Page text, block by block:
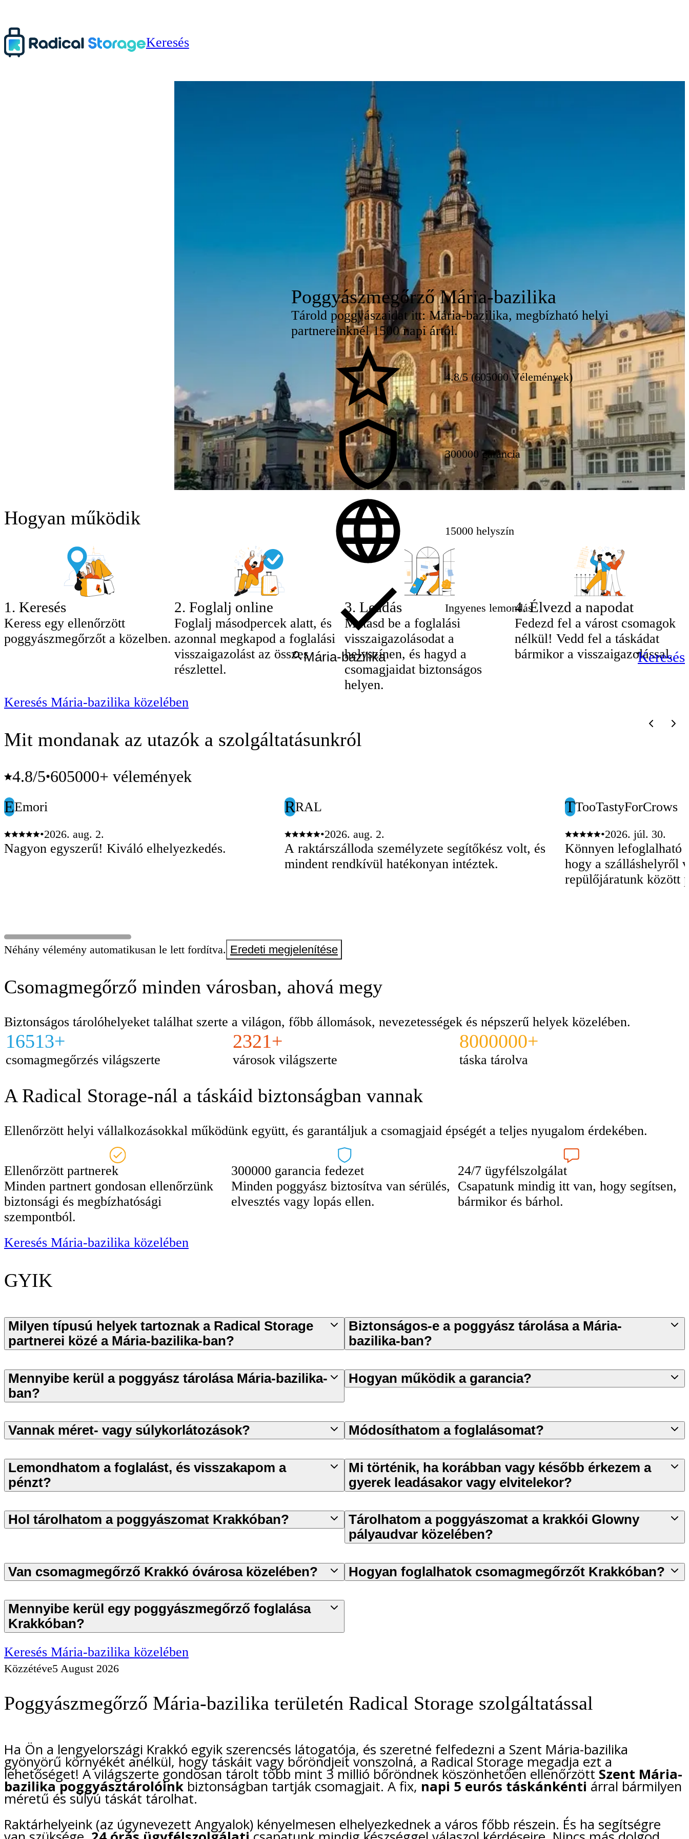
Keresés
Poggyászmegőrző Mária-bazilika
Tárold poggyászaidat itt: Mária-bazilika, megbízható helyi
partnereinknél 1500 napi ártól.
4.8/5 (605000 Vélemények)
300000 garancia
15000 helyszín
Ingyenes lemondás
Keresés
Hogyan működik
1 . Keresés
Keress egy ellenőrzött
poggyászmegőrzőt a közelben.
2. Foglalj online
Foglalj másodpercek alatt, és
azonnal megkapod a foglalási
visszaigazolást az összes
részlettel.
3. Leadás
Mutasd be a foglalási
visszaigazolásodat a
helyszínen, és hagyd a
csomagjaidat biztonságos
helyen.
4.Élvezd a napodat
Fedezd fel a várost csomagok
nélkül! Vedd fel a táskádat
bármikor a visszaigazolással.
Keresés Mária-bazilika közelében
Mit mondanak az utazók a szolgáltatásunkról
4.8/5•605000+ vélemények
EEmori
•2026. aug. 2.
Nagyon egyszerű! Kiváló elhelyezkedés.
RRAL
•2026. aug. 2.
A raktárszálloda személyzete segítőkész volt, és
mindent rendkívül hatékonyan intéztek.
TTooTastyForCrows
•2026. júl. 30.
Könnyen lefoglalható
hogy a szálláshelyről
repülőjáratunk között
Néhány vélemény automatikusan le lett fordítva. Eredeti megjelenítése
Csomagmegőrző minden városban, ahová megy
Biztonságos tárolóhelyeket találhat szerte a világon, főbb állomások, nevezetességek és népszerű helyek közelében.
16513+
csomagmegőrzés világszerte
2321+
városok világszerte
8000000+
táska tárolva
A Radical Storage-nál a táskáid biztonságban vannak
Ellenőrzött helyi vállalkozásokkal működünk együtt, és garantáljuk a csomagjaid épségét a teljes nyugalom érdekében.
Ellenőrzött partnerek
Minden partnert gondosan ellenőrzünk
biztonsági és megbízhatósági
szempontból.
300000 garancia fedezet
Minden poggyász biztosítva van sérülés,
elvesztés vagy lopás ellen.
24/7 ügyfélszolgálat
Csapatunk mindig itt van, hogy segítsen,
bármikor és bárhol.
Keresés Mária-bazilika közelében
GYIK
Milyen típusú helyek tartoznak a Radical Storage
partnerei közé a Mária-bazilika-ban?
Biztonságos-e a poggyász tárolása a Mária-
bazilika-ban?
Mennyibe kerül a poggyász tárolása Mária-bazilika-
ban?
Hogyan működik a garancia?
Vannak méret- vagy súlykorlátozások? Módosíthatom a foglalásomat?
Lemondhatom a foglalást, és visszakapom a
pénzt?
Mi történik, ha korábban vagy később érkezem a
gyerek leadásakor vagy elvitelekor?
Hol tárolhatom a poggyászomat Krakkóban?
Tárolhatom a poggyászomat a krakkói Glowny
pályaudvar közelében?
Van csomagmegőrző Krakkó óvárosa közelében? Hogyan foglalhatok csomagmegőrzőt Krakkóban?
Mennyibe kerül egy poggyászmegőrző foglalása
Krakkóban?
Keresés Mária-bazilika közelében
Közzétéve5 August 2026
Poggyászmegőrző Mária-bazilika területén Radical Storage szolgáltatással
Ha Ön a lengyelországi Krakkó egyik szerencsés látogatója, és szeretné felfedezni a Szent Mária-bazilika
gyönyörű környékét anélkül, hogy táskáit vagy bőröndjeit vonszolná, a Radical Storage megadja ezt a
lehetőséget! A világszerte gondosan tárolt több mint 3 millió bőröndnek köszönhetően ellenőrzött Szent Mária-
bazilika poggyásztárolóink biztonságban tartják csomagjait. A fix, napi 5 eurós táskánkénti árral bármilyen
méretű és súlyú táskát tárolhat.
Raktárhelyeink (az úgynevezett Angyalok) kényelmesen elhelyezkednek a város főbb részein. És ha segítségre